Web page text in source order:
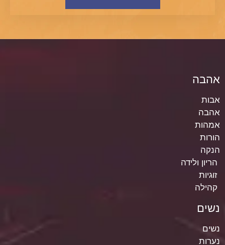
אהבה
אבות
אהבה
אמהות
הורות
הנקה
הריון ולידה
זוגיות
קהילה
נשים
נשים
נערות